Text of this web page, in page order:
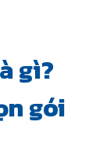
gì?
gói